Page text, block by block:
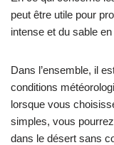
peut être utile pour
intense et du sable
Dans l’ensemble, il
conditions
lorsque vous
simples, vous
dans le désert sans